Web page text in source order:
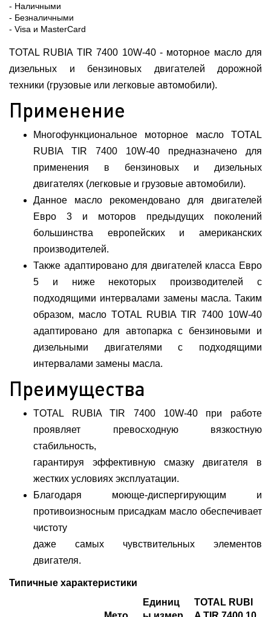
- Наличными
- Безналичными
- Visa и MasterCard
TOTAL RUBIA TIR 7400 10W-40 - моторное масло для
дизельных и бензиновых двигателей дорожной
техники (грузовые или легковые автомобили).
Применение
Многофункциональное моторное масло TOTAL
RUBIA TIR 7400 10W-40 предназначено для
применения в бензиновых и дизельных
двигателях (легковые и грузовые автомобили).
Данное масло рекомендовано для двигателей
Евро 3 и моторов предыдущих поколений
большинства европейских и американских
производителей.
Также адаптировано для двигателей класса Евро
5 и ниже некоторых производителей с
подходящими интервалами замены масла. Таким
образом, масло TOTAL RUBIA TIR 7400 10W-40
адаптировано для автопарка с бензиновыми и
дизельными двигателями с подходящими
интервалами замены масла.
Преимущества
TOTAL RUBIA TIR 7400 10W-40 при работе
проявляет превосходную вязкостную
стабильность,
гарантируя эффективную смазку двигателя в
жестких условиях эксплуатации.
Благодаря моюще-диспергирующим и
противоизносным присадкам масло обеспечивает
чистоту
даже самых чувствительных элементов
двигателя.
Типичные характеристики
Единиц
TOTAL RUBI